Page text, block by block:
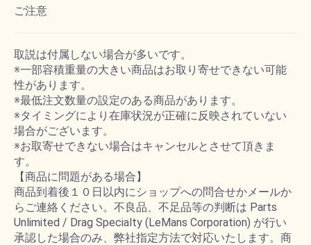
ご注意
取説は付属しない場合が多いです。
※一部容積重量の大きい商品はお取り寄せできない可能
性があります。
※最低注文数量の設定のある商品があります。
※タイミングにより在庫状況が正確に反映されていない
場合がございます。
※お取寄せできない場合はキャンセルとさせて頂きま
す。
【商品に問題がある場合】
商品到着後１０日以内にショップへの問合せかメールか
らご連絡ください。不良品、不足品等の判断は Parts
Unlimited / Drag Specialty (LeMans Corporation) が行い
承認した場合のみ、弊社指定方法で対応いたします。商